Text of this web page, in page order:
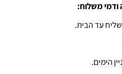
ודמי משלוח:
עד הבית.
הימים.